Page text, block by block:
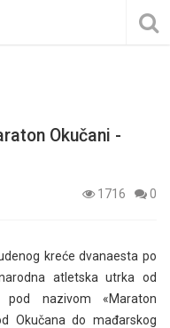
Okučani -
1716
0
kreće dvanaesta po
atletska utrka od
nazivom «Maraton
Okučana do mađarskog